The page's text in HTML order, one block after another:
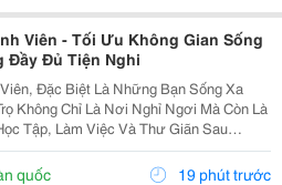
Viên - Tối Ưu Không Gian Sống
Đầy Đủ Tiện Nghi
Đặc Biệt Là Những Bạn Sống Xa
Không Chỉ Là Nơi Nghỉ Ngơi Mà Còn Là
Tập, Làm Việc Và Thư Giãn Sau
Căng Thẳng. Vì Vậy, Việc Lựa Chọn
Viên Phù Hợp Đóng Vai Trò Quan Trọng
quốc 19 phút trước